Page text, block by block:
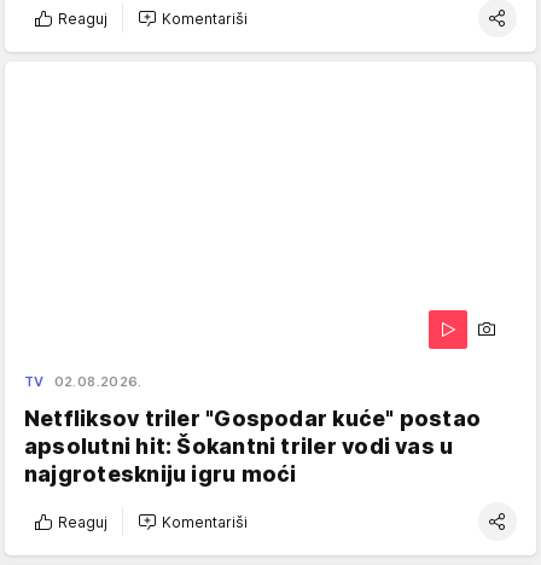
Reaguj Komentariši
TV 02.08.2026.
Netfliksov triler "Gospodar kuće" postao
apsolutni hit: Šokantni triler vodi vas u
najgroteskniju igru moći
Reaguj Komentariši